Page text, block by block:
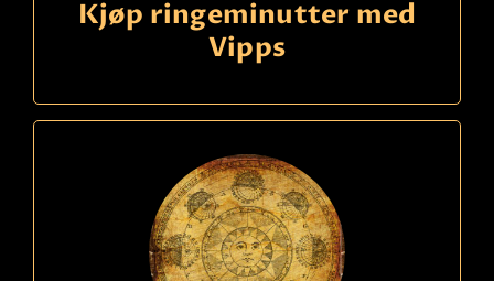
Kjøp ringeminutter med
Vipps